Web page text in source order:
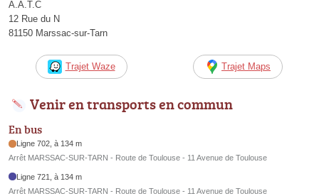
A.A.T.C
12 Rue du N
81150 Marssac-sur-Tarn
Trajet Waze Trajet Maps
Venir en transports en commun
En bus
Ligne 702, à 134 m
Arrêt MARSSAC-SUR-TARN - Route de Toulouse - 11 Avenue de Toulouse
Ligne 721, à 134 m
Arrêt MARSSAC-SUR-TARN - Route de Toulouse - 11 Avenue de Toulouse